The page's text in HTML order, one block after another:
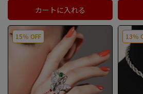
カートに入れる
15％ OFF 13％